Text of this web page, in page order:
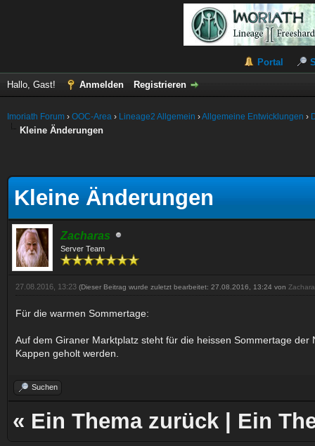
Portal
Hallo, Gast! Anmelden Registrieren
Imoriath Forum › OOC-Area › Lineage2 Allgemein ›Allgemeine Entwicklungen ›
Kleine Änderungen
Kleine Änderungen
Zacharas
Server Team
27.08.2016, 13:23 (Dieser Beitrag wurde zuletzt bearbeitet: 27.08.2016, 13:24 von
Für die warmen Sommertage:
Auf dem Giraner Marktplatz steht für die heissen Sommertage
Kappen geholt werden.
Suchen
« Ein Thema zurück Ein